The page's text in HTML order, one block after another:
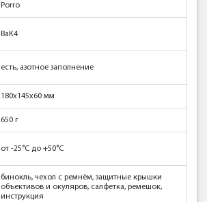
Porro
BaK4
есть, азотное заполнение
180x145x60 мм
650 г
от -25°С до +50°С
бинокль, чехол с ремнём, защитные крышки
объективов и окуляров, салфетка, ремешок,
инструкция